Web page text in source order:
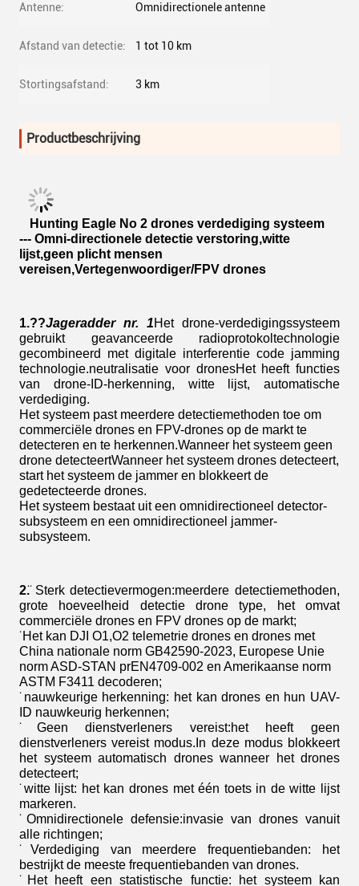
Antenne: Omnidirectionele antenne
Afstand van detectie: 1 tot 10 km
Stortingsafstand: 3 km
Productbeschrijving
Hunting Eagle No 2 drones verdediging systeem
--- Omni-directionele detectie verstoring,witte
lijst,geen plicht mensen
vereisen,Vertegenwoordiger/FPV drones
1.??Jageradder nr. 1Het drone-verdedigingssysteem
gebruikt geavanceerde radioprotokoltechnologie
gecombineerd met digitale interferentie code jamming
technologie.neutralisatie voor dronesHet heeft functies
van drone-ID-herkenning, witte lijst, automatische
verdediging.
Het systeem past meerdere detectiemethoden toe om
commerciële drones en FPV-drones op de markt te
detecteren en te herkennen.Wanneer het systeem geen
drone detecteertWanneer het systeem drones detecteert,
start het systeem de jammer en blokkeert de
gedetecteerde drones.
Het systeem bestaat uit een omnidirectioneel detector-
subsysteem en een omnidirectioneel jammer-
subsysteem.
2.̈ Sterk detectievermogen:meerdere detectiemethoden,
grote hoeveelheid detectie drone type, het omvat
commerciële drones en FPV drones op de markt;
̈ Het kan DJI O1,O2 telemetrie drones en drones met
China nationale norm GB42590-2023, Europese Unie
norm ASD-STAN prEN4709-002 en Amerikaanse norm
ASTM F3411 decoderen;
̈ nauwkeurige herkenning: het kan drones en hun UAV-
ID nauwkeurig herkennen;
̈ Geen dienstverleners vereist:het heeft geen
dienstverleners vereist modus.In deze modus blokkeert
het systeem automatisch drones wanneer het drones
detecteert;
̈ witte lijst: het kan drones met één toets in de witte lijst
markeren.
̈ Omnidirectionele defensie:invasie van drones vanuit
alle richtingen;
̈ Verdediging van meerdere frequentiebanden: het
bestrijkt de meeste frequentiebanden van drones.
̈ Het heeft een statistische functie: het systeem kan